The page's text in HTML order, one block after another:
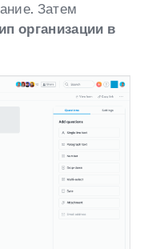
Затем
организации в